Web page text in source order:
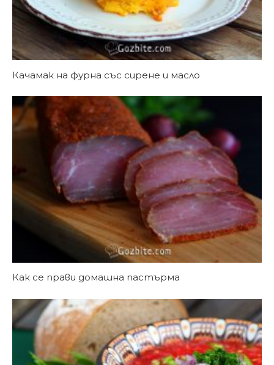
Качамак на фурна със сирене и масло
Как се прави домашна пастърма